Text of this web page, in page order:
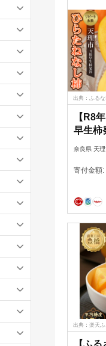
出典：ふる
【R8
早生柿
ひら
なし柿
果物
料 贈
刀根
_【配
【
奈良県 天
寄付金額:
出典：楽天